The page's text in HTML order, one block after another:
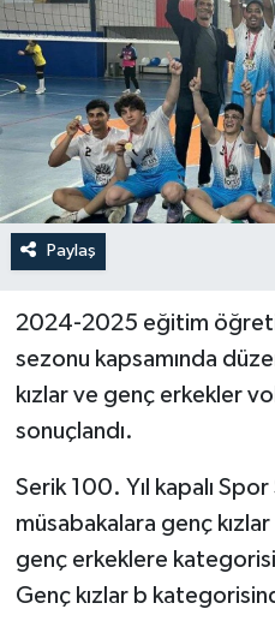
Paylaş
2024-2025 eğitim
sezonu kapsamında
kızlar ve genç erkekler
sonuçlandı.
Serik 100. Yıl kapalı
müsabakalara genç
genç erkeklere
Genç kızlar b